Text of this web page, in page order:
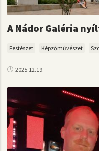
A Nádor Galéria
Festészet Képzőművészet
2025.12.19.